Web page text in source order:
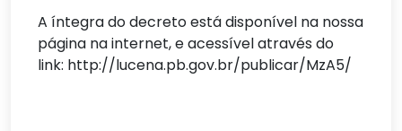
A íntegra do decreto está disponível na nossa
página na internet, e acessível através do
link: http://lucena.pb.gov.br/publicar/MzA5/